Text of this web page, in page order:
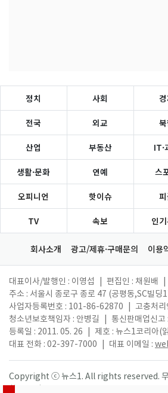
정치 사회
전국 외교
산업 부동산 IT·
생활·문화 연예 스
오피니언 핫이슈
TV 속보 인
회사소개 광고/제휴·구매문의 이용
대표이사/발행인 : 이영섭 편집인 : 채원배
주소 : 서울시 종로구 종로 47 (공평동,SC빌딩
사업자등록번호 : 101-86-62870
고충처리
청소년보호책임자 : 안병길
통신판매업신
등록일 : 2011. 05. 26
제호 : 뉴스1코리아(
대표 전화 : 02-397-7000
대표 이메일 :
Copyright ⓒ 뉴스1. All rights reserved. 무
활용 금지.